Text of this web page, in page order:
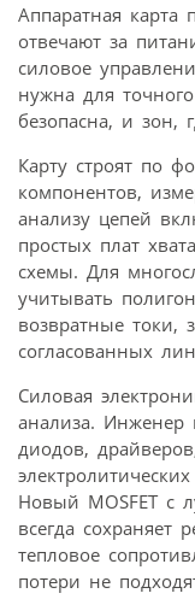
Аппаратная карта
отвечают за
силовое
нужна для
безопасна, и зон,
Карту строят по
компонентов,
анализу цепей
простых плат
схемы. Для
учитывать
возвратные
согласованных
Силовая
анализа. Инженер
диодов,
Новый MOSFET с
всегда сохраняет
тепловое
потери не